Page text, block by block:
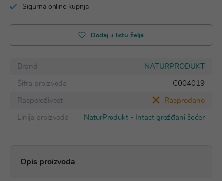
Sigurna online kupnja
Dodaj u listu želja
Brand
NATURPRODUKT
Šifra proizvoda
C004019
Raspoloživost
Rasprodano
Linija proizvoda
NaturProdukt - Intact grožđani šećer
Opis proizvoda